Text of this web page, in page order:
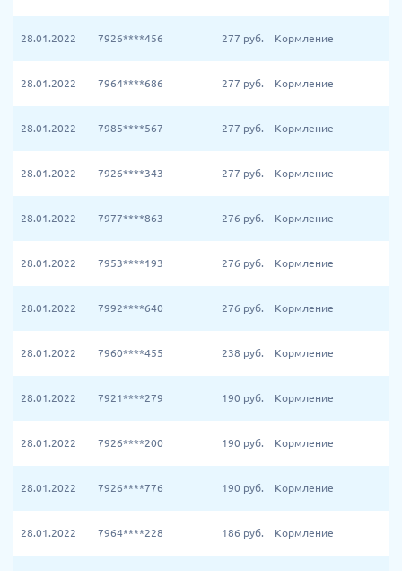
28.01.2022 7926****456 277 руб. Кормление
28.01.2022 7964****686 277 руб. Кормление
28.01.2022 7985****567 277 руб. Кормление
28.01.2022 7926****343 277 руб. Кормление
28.01.2022 7977****863 276 руб. Кормление
28.01.2022 7953****193 276 руб. Кормление
28.01.2022 7992****640 276 руб. Кормление
28.01.2022 7960****455 238 руб. Кормление
28.01.2022 7921****279 190 руб. Кормление
28.01.2022 7926****200 190 руб. Кормление
28.01.2022 7926****776 190 руб. Кормление
28.01.2022 7964****228 186 руб. Кормление